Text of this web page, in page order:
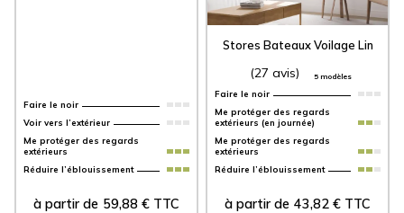
Faire le noir
Voir vers l’extérieur
Me protéger des regards
extérieurs
Réduire l’éblouissement
à partir de 59,88 € TTC
Stores BateauxVoilage Lin
(27 avis) 5 modèles
Faire le noir
Me protéger des regards
extérieurs
Réduire l’éblouissement
à partir de 43,82 € TTC